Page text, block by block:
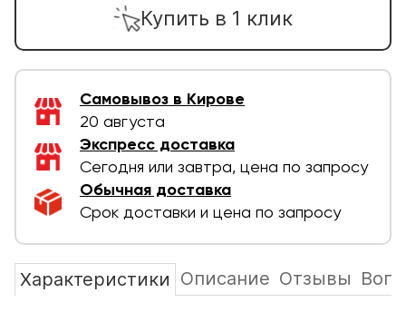
Купить в 1 клик
Самовывоз в Кирове
20 августа
Экспресс доставка
Сегодня или завтра, цена по запросу
Обычная доставка
Срок доставки и цена по запросу
Характеристики Описание Отзывы